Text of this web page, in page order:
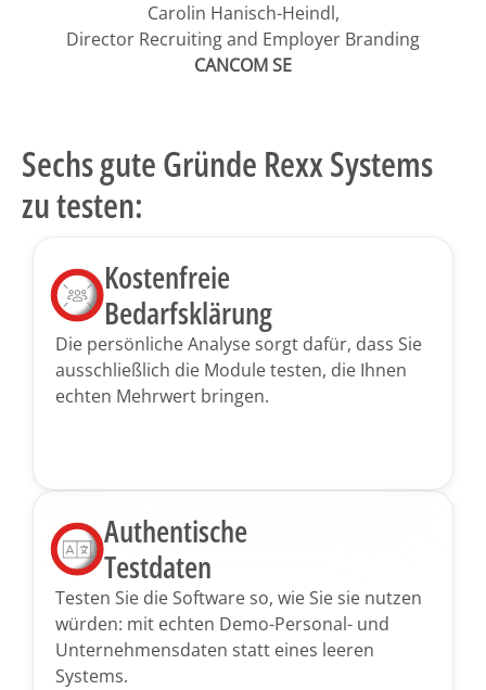
Carolin Hanisch-Heindl,
Director Recruiting and Employer Branding
CANCOM SE
Sechs gute Gründe Rexx Systems
zu testen:
Kostenfreie
Bedarfsklärung
Die persönliche Analyse sorgt dafür, dass Sie
ausschließlich die Module testen, die Ihnen
echten Mehrwert bringen.
Authentische
Testdaten
Testen Sie die Software so, wie Sie sie nutzen
würden: mit echten Demo-Personal- und
Unter­nehmensdaten statt eines leeren
Systems.